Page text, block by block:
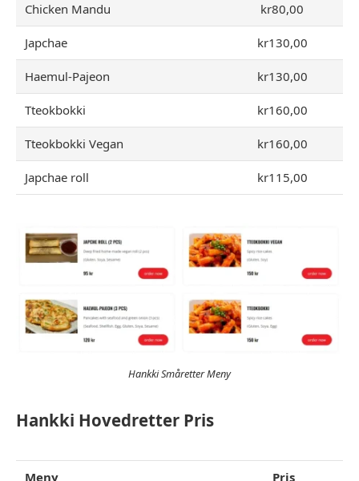
Chicken Mandu kr80,00
Japchae kr130,00
Haemul-Pajeon kr130,00
Tteokbokki kr160,00
Tteokbokki Vegan kr160,00
Japchae roll kr115,00
Hankki Småretter Meny
Hankki Hovedretter Pris
Meny Pris